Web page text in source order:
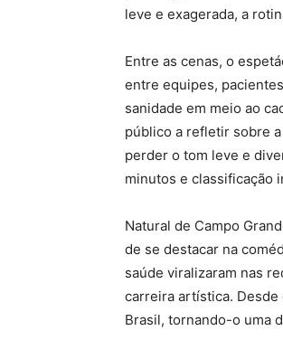
leve e exagerada, a
Entre as cenas, o
entre equipes,
sanidade em meio ao
público a refletir sobre
perder o tom leve e
minutos e classificação
Natural de Campo
de se destacar na
saúde viralizaram nas
carreira artística.
Brasil, tornando-o uma